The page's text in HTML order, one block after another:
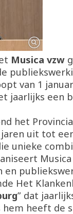
Musica vzw
van 1
jaarlijks een
het
uit tot
unieke
en
Het
” dat
hem heeft de